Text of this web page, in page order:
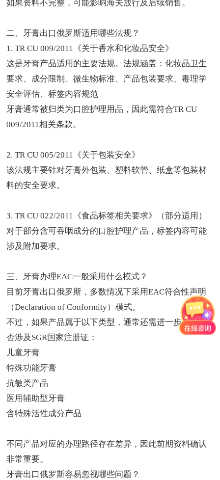
如果资料不完整，可能影响海关放行及后续销售。
二、牙膏出口俄罗斯适用哪些法规？
1. TR CU 009/2011《关于香水和化妆品安全》
这是牙膏产品适用的主要法规。法规涵盖：化妆品卫生
要求、成分限制、微生物标准、产品包装要求、毒理学
安全评估、标签内容规范
牙膏通常被归类为口腔护理用品，因此需符合TR CU
009/2011相关条款。
2. TR CU 005/2011《关于包装安全》
该法规主要针对牙膏外包装、塑料软管、纸盒等包装材
料的安全要求。
3. TR CU 022/2011《食品标签相关要求》（部分适用）
对于部分含可吞咽成分的口腔护理产品，标签内容可能
涉及附加要求。
三、 牙膏办理EAC一般采用什么模式？
目前牙膏出口俄罗斯，多数情况下采用EAC符合性声明
（Declaration of Conformity）模式。
不过，如果产品属于以下类型，通常还需进一步确认是
否涉及SGR国家注册证：
儿童牙膏
特殊功能牙膏
抗敏类产品
医用辅助型牙膏
含特殊活性成分产品
不同产品对应的办理路径存在差异，因此前期资料确认
非常重要。
牙膏出口俄罗斯容易忽视哪些问题？